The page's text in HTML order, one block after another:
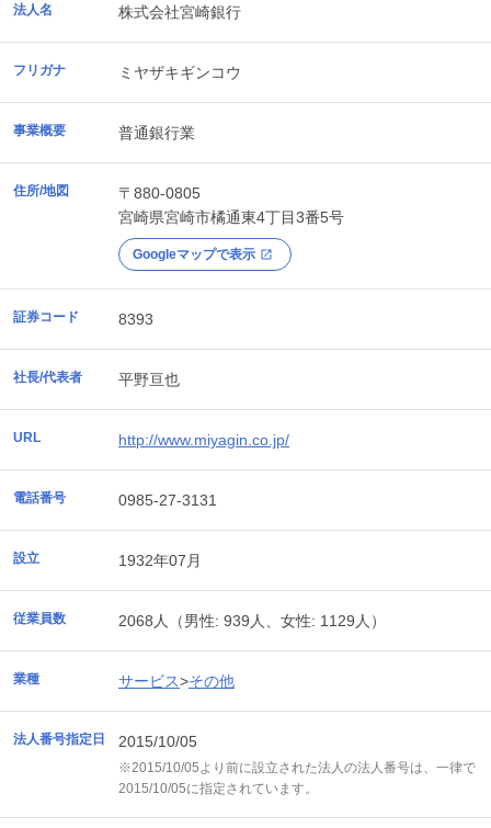
法人名 株式会社宮崎銀行
フリガナ ミヤザキギンコウ
事業概要 普通銀行業
住所/地図
〒880-0805
宮崎県宮崎市橘通東4丁目3番5号
Googleマップで表示
証券コード 8393
社長/代表者 平野亘也
URL http://www.miyagin.co.jp/
電話番号 0985-27-3131
設立 1932年07月
従業員数 2068人（男性: 939人、女性: 1129人）
業種 サービス>その他
法人番号指定日 2015/10/05
※2015/10/05より前に設立された法人の法人番号は、一律で
2015/10/05に指定されています。